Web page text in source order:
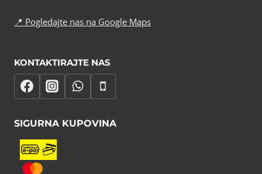
📍 Pogledajte nas na Google Maps
KONTAKTIRAJTE NAS
SIGURNA KUPOVINA